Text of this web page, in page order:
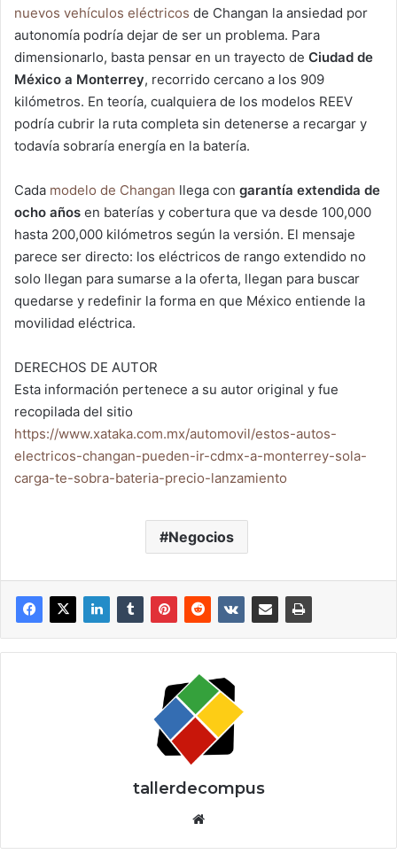
nuevos vehículos eléctricos de Changan la ansiedad por
autonomía podría dejar de ser un problema. Para
dimensionarlo, basta pensar en un trayecto de Ciudad de
México a Monterrey, recorrido cercano a los 909
kilómetros. En teoría, cualquiera de los modelos REEV
podría cubrir la ruta completa sin detenerse a recargar y
todavía sobraría energía en la batería.
Cada modelo de Changan llega con garantía extendida de
ocho años en baterías y cobertura que va desde 100,000
hasta 200,000 kilómetros según la versión. El mensaje
parece ser directo: los eléctricos de rango extendido no
solo llegan para sumarse a la oferta, llegan para buscar
quedarse y redefinir la forma en que México entiende la
movilidad eléctrica.
DERECHOS DE AUTOR
Esta información pertenece a su autor original y fue
recopilada del sitio
https://www.xataka.com.mx/automovil/estos-autos-
electricos-changan-pueden-ir-cdmx-a-monterrey-sola-
carga-te-sobra-bateria-precio-lanzamiento
Negocios
tallerdecompus